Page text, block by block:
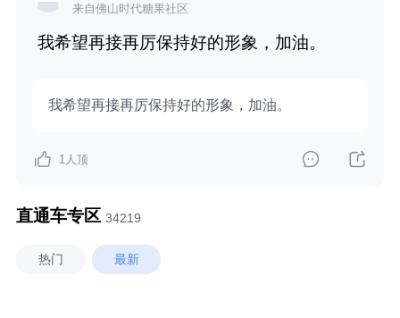
来自佛山时代糖果社区
我希望再接再厉保持好的形象，加油。
我希望再接再厉保持好的形象，加油。
1 人顶
直通车专区 34219
热门 最新